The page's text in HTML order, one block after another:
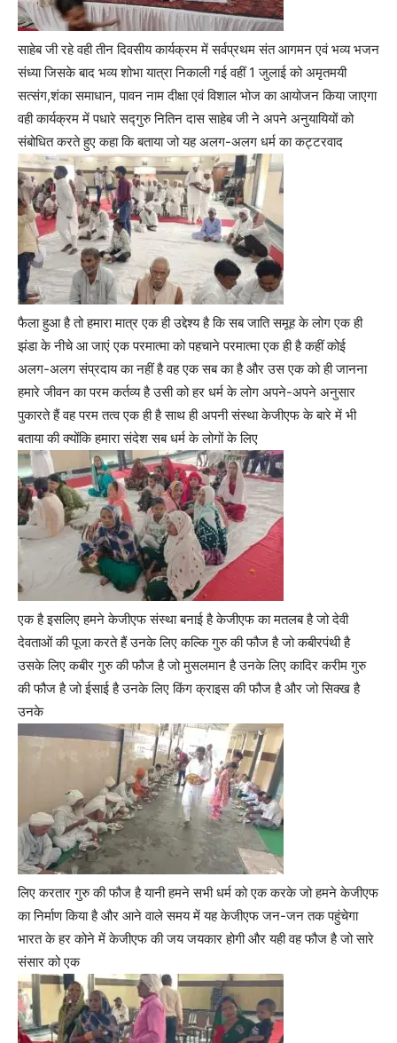
साहेब जी रहे वही तीन दिवसीय कार्यक्रम में सर्वप्रथम संत आगमन एवं भव्य भजन
संध्या जिसके बाद भव्य शोभा यात्रा निकाली गई वहीं 1 जुलाई को अमृतमयी
सत्संग,शंका समाधान, पावन नाम दीक्षा एवं विशाल भोज का आयोजन किया जाएगा
वही कार्यक्रम में पधारे सद्गुरु नितिन दास साहेब जी ने अपने अनुयायियों को
संबोधित करते हुए कहा कि बताया जो यह अलग-अलग धर्म का कट्टरवाद
फैला हुआ है तो हमारा मात्र एक ही उद्देश्य है कि सब जाति समूह के लोग एक ही
झंडा के नीचे आ जाएं एक परमात्मा को पहचाने परमात्मा एक ही है कहीं कोई
अलग-अलग संप्रदाय का नहीं है वह एक सब का है और उस एक को ही जानना
हमारे जीवन का परम कर्तव्य है उसी को हर धर्म के लोग अपने-अपने अनुसार
पुकारते हैं वह परम तत्व एक ही है साथ ही अपनी संस्था केजीएफ के बारे में भी
बताया की क्योंकि हमारा संदेश सब धर्म के लोगों के लिए
एक है इसलिए हमने केजीएफ संस्था बनाई है केजीएफ का मतलब है जो देवी
देवताओं की पूजा करते हैं उनके लिए कल्कि गुरु की फौज है जो कबीरपंथी है
उसके लिए कबीर गुरु की फौज है जो मुसलमान है उनके लिए कादिर करीम गुरु
की फौज है जो ईसाई है उनके लिए किंग क्राइस की फौज है और जो सिक्ख है
उनके
लिए करतार गुरु की फौज है यानी हमने सभी धर्म को एक करके जो हमने केजीएफ
का निर्माण किया है और आने वाले समय में यह केजीएफ जन-जन तक पहुंचेगा
भारत के हर कोने में केजीएफ की जय जयकार होगी और यही वह फौज है जो सारे
संसार को एक